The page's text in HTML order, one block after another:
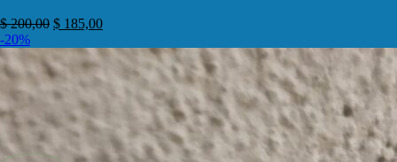
$200,00 $ 185,00
-20%